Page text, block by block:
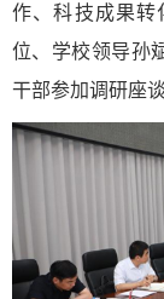
作、科技成果转
位、学校领导孙
干部参加调研座谈